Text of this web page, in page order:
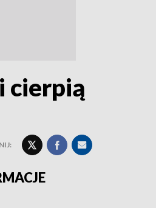
cierpią